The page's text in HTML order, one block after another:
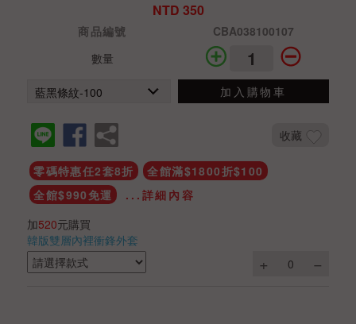
NTD 350
商品編號
CBA038100107
數量
加入購物車
收藏
零碼特惠任2套8折
全館滿$1800折$100
全館$990免運
...詳細內容
加520元購買
韓版雙層內裡衝鋒外套